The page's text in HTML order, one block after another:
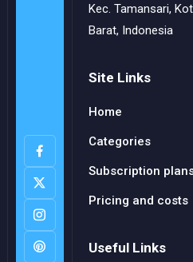
Kec. Tamansari,
Barat, Indonesia
Site Links
Home
Categories
Subscription
Pricing and costs
Useful Links